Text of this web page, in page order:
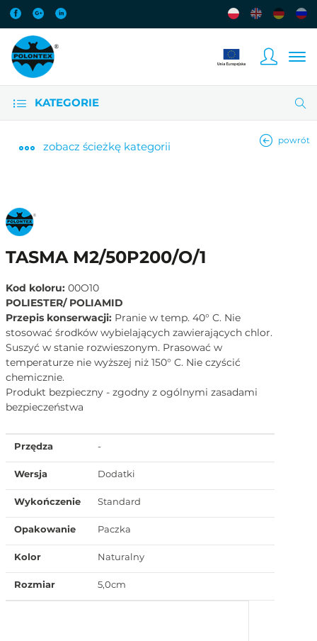
KATEGORIE
zobacz ścieżkę kategorii powrót
TASMA M2/50P200/O/1
Kod koloru: 00O10
POLIESTER/ POLIAMID
Przepis konserwacji: Pranie w temp. 40° C. Nie
stosować środków wybielających zawierających chlor.
Suszyć w stanie rozwieszonym. Prasować w
temperaturze nie wyższej niż 150° C. Nie czyścić
chemicznie.
Produkt bezpieczny - zgodny z ogólnymi zasadami
bezpieczeństwa
Przędza -
Wersja Dodatki
Wykończenie Standard
Opakowanie Paczka
Kolor Naturalny
Rozmiar 5,0cm